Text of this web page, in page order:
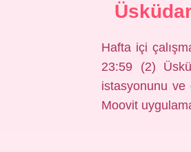
Hafta içi
23:59 (2)
istasyonunu ve
Moovit